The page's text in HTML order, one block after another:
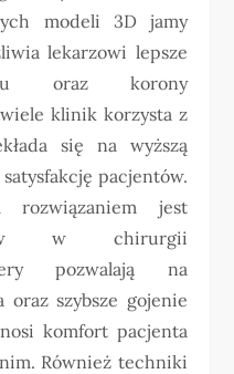
modeli 3D jamy
lekarzowi lepsze
oraz korony
klinik korzysta z
się na wyższą
pacjentów.
rozwiązaniem jest
w chirurgii
pozwalają na
szybsze gojenie
komfort pacjenta
Również techniki